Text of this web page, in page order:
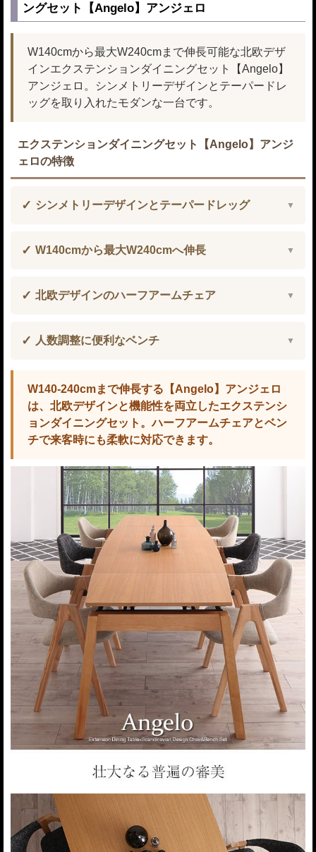
ングセット【Angelo】アンジェロ
W140cmから最大W240cmまで伸長可能な北欧デザ
インエクステンションダイニングセット【Angelo】
アンジェロ。シンメトリーデザインとテーパードレ
ッグを取り入れたモダンな一台です。
エクステンションダイニングセット【Angelo】アンジ
ェロの特徴
シンメトリーデザインとテーパードレッグ
W140cmから最大W240cmへ伸長
北欧デザインのハーフアームチェア
人数調整に便利なベンチ
W140-240cmまで伸長する【Angelo】アンジェロ
は、北欧デザインと機能性を両立したエクステンシ
ョンダイニングセット。ハーフアームチェアとベン
チで来客時にも柔軟に対応できます。